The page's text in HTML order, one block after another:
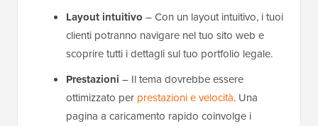
Layout intuitivo – Con un layout intuitivo, i tuoi
clienti potranno navigare nel tuo sito web e
scoprire tutti i dettagli sul tuo portfolio legale.
Prestazioni – Il tema dovrebbe essere
ottimizzato per prestazioni e velocità. Una
pagina a caricamento rapido coinvolge i